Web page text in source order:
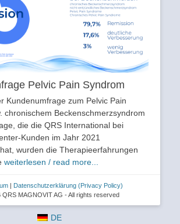
Pelvic Pain Syndrom
Kundenumfrage zum Pelvic Pain
chronischem Beckenschmerzsyndrom
die die QRS International bei
Kunden im Jahr 2021
wurden die Therapieerfahrungen
weiterlesen / read more...
| Datenschutzerklärung (Privacy Policy)
QRS MAGNOVIT AG - All rights reserved
DE